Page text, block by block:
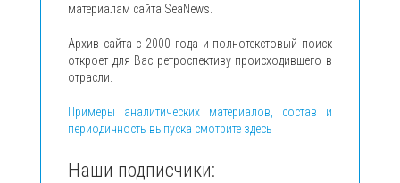
материалам сайта SeaNews.
Архив сайта с 2000 года и полнотекстовый поиск
откроет для Вас ретроспективу происходившего в
отрасли.
Примеры аналитических материалов, состав и
периодичность выпуска смотрите здесь
Наши подписчики: